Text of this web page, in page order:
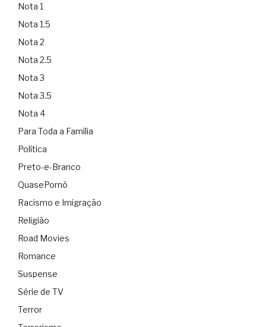
Nota 1
Nota 1.5
Nota 2
Nota 2.5
Nota 3
Nota 3.5
Nota 4
Para Toda a Família
Política
Preto-e-Branco
QuasePornô
Racismo e Imigração
Religião
Road Movies
Romance
Suspense
Série de TV
Terror